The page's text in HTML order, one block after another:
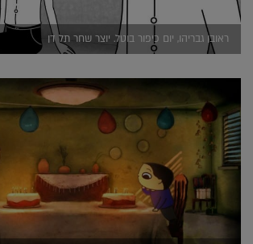
ראובן גבריהו, יום כיפור בוטל. יוצר שחר תל דן